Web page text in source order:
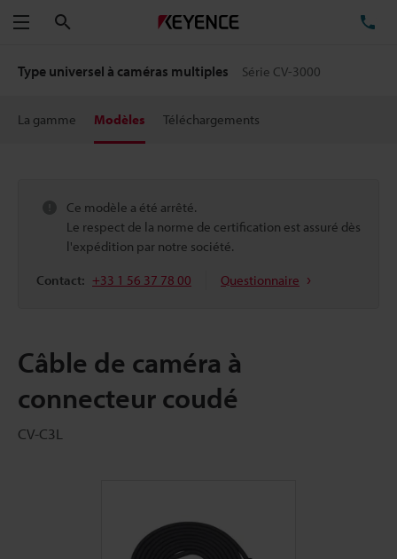
Menu
Type universel à caméras multiples Série CV-3000
La gamme Modèles Téléchargements
Ce modèle a été arrêté.
Le respect de la norme de certification est assuré dès
l'expédition par notre société.
Contact: +33 1 56 37 78 00 Questionnaire
Câble de caméra à
connecteur coudé
CV-C3L